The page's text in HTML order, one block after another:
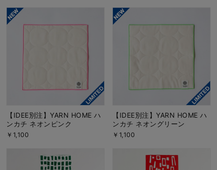
【IDEE別注】YARN HOME ハ
ンカチ ネオンピンク
￥1,100
【IDEE別注】YARN HOME ハ
ンカチ ネオングリーン
￥1,100